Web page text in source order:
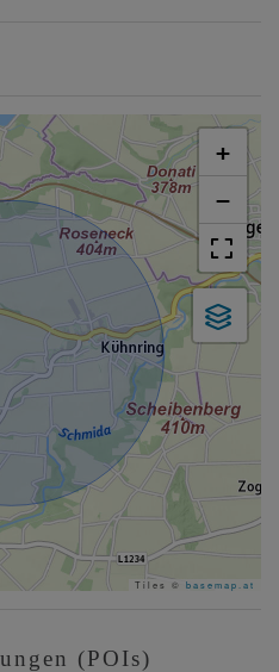
+
−
Tiles © basemap.at
(POIs)